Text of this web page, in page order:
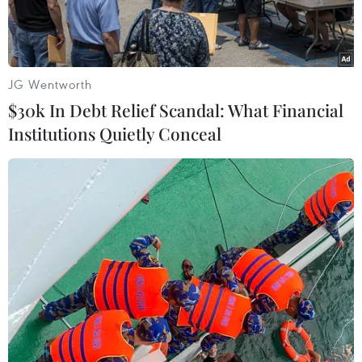
tiếp thị.
Đóng gói nhân điều xuất khẩu tại Công ty LAFOOCO. (Ảnh:
Minh Hưng - TTXVN)
Bà Vũ Kim Hạnh, Chủ tịch Hội Doanh nghiệp
hàng Việt Nam chất lượng cao, cho biết nhờ vào
lợi thế xây dựng hàng loạt tổng kho ngoại quan
JG Wentworth
$30k In Debt Relief Scandal: What Financial
Institutions Quietly Conceal